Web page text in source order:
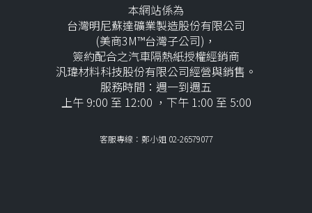
本網站係為
台灣明尼蘇達礦業製造股份有限公司
(美商3M™台灣子公司)，
簽約配合之汽車隔熱紙授權經銷商
汎瑋材料科技股份有限公司經營與銷售。
服務時間：週一到週五
上午 9:00 至 12:00 ，下午 1:00 至 5:00
客服專線：鄭小姐 02-26579077